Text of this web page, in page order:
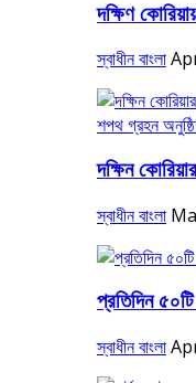
দক্ষিণ
স্বাধীন বাংলা
দক্ষিন
স্বাধীন বাংলা
প্রতিদিন ৫০টি
স্বাধীন বাংলা